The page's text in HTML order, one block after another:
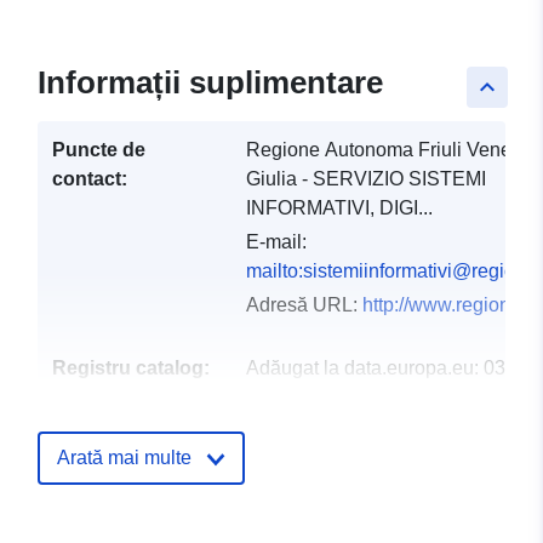
keyboard_arrow_up
Informații suplimentare
Puncte de
contact:
Regione Autonoma Friuli Venezia
Giulia - SERVIZIO SISTEMI
INFORMATIVI, DIGI...
E-mail:
Adresă URL: http://
Registru catalog: Adăugat la data.europa.eu: 03
Arată mai multe